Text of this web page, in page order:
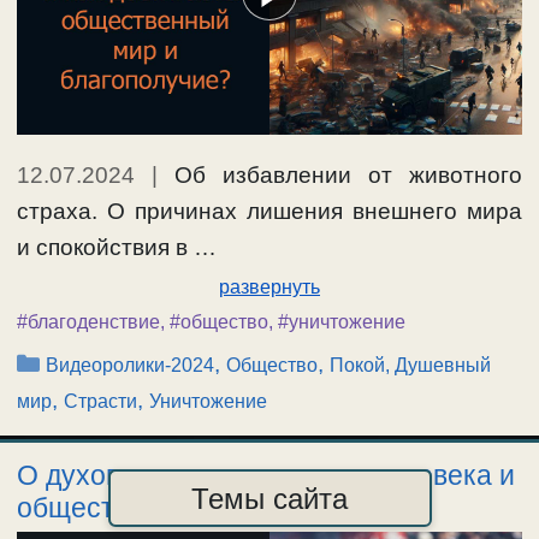
12.07.2024
Об избавлении от животного
страха. О причинах лишения внешнего мира
и спокойствия в …
развернуть
#благоденствие, #общество, #уничтожение
Рубрики
Видеоролики-2024,Общество, Покой, Душевный
мир, Страсти, Уничтожение
О духовных законах жизни человека и
общества
Темы сайта